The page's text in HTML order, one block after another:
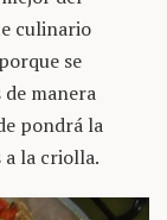
culinario
se
manera
pondrá la
a la criolla.